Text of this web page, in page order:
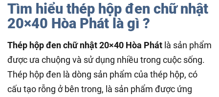
Tìm hiểu thép hộp đen chữ nhật
20×40 Hòa Phát là gì ?
Thép hộp đen chữ nhật 20×40 Hòa Phát là sản phẩm
được ưa chuộng và sử dụng nhiều trong cuộc sống.
Thép hộp đen là dòng sản phẩm của thép hộp, có
cấu tạo rỗng ở bên trong, là sản phẩm được ứng